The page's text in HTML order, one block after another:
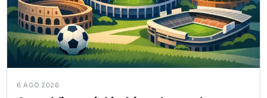
6 AGO 2026